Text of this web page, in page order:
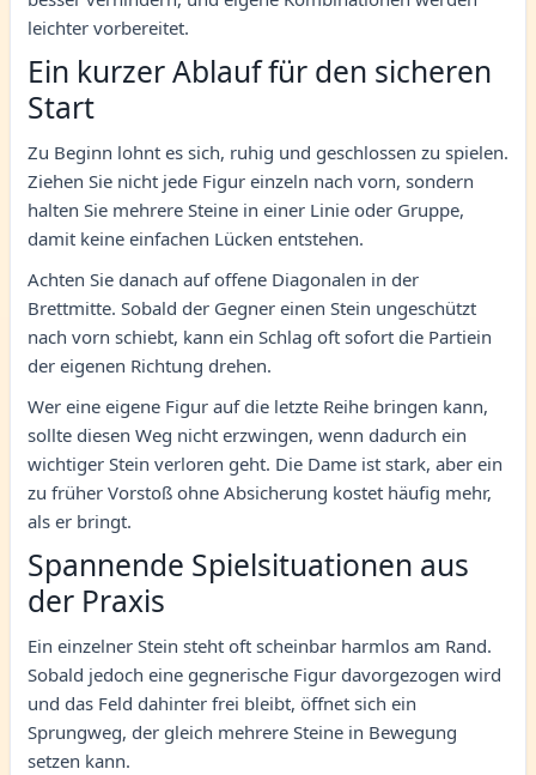
leichter vorbereitet.
Ein kurzer Ablauf für den sicheren
Start
Zu Beginn lohnt es sich, ruhig und geschlossen zu spielen.
Ziehen Sie nicht jede Figur einzeln nach vorn, sondern
halten Sie mehrere Steine in einer Linie oder Gruppe,
damit keine einfachen Lücken entstehen.
Achten Sie danach auf offene Diagonalen in der
Brettmitte. Sobald der Gegner einen Stein ungeschützt
nach vorn schiebt, kann ein Schlag oft sofort die Partiein
der eigenen Richtung drehen.
Wer eine eigene Figur auf die letzte Reihe bringen kann,
sollte diesen Weg nicht erzwingen, wenn dadurch ein
wichtiger Stein verloren geht. Die Dame ist stark, aber ein
zu früher Vorstoß ohne Absicherung kostet häufig mehr,
als er bringt.
Spannende Spielsituationen aus
der Praxis
Ein einzelner Stein steht oft scheinbar harmlos am Rand.
Sobald jedoch eine gegnerische Figur davorgezogen wird
und das Feld dahinter frei bleibt, öffnet sich ein
Sprungweg, der gleich mehrere Steine in Bewegung
setzen kann.